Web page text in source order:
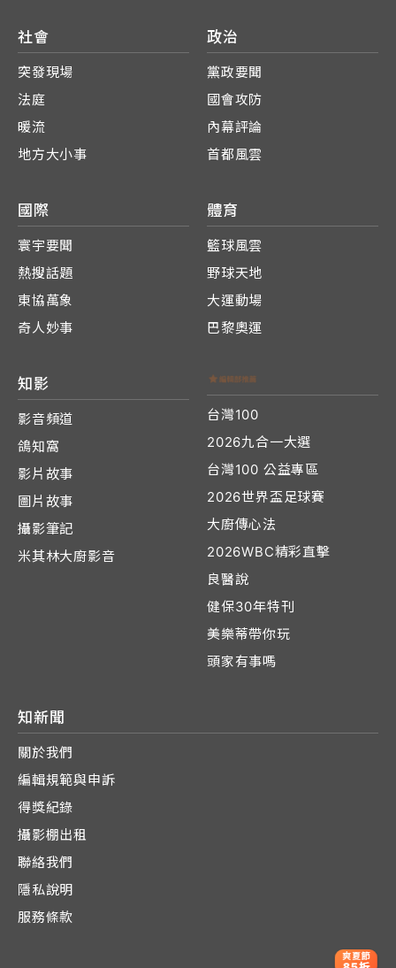
社會
突發現場
法庭
暖流
地方大小事
政治
黨政要聞
國會攻防
內幕評論
首都風雲
國際
寰宇要聞
熱搜話題
東協萬象
奇人妙事
體育
籃球風雲
野球天地
大運動場
巴黎奧運
知影
影音頻道
鴿知窩
影片故事
圖片故事
攝影筆記
米其林大廚影音
台灣100
2026九合一大選
台灣100 公益專區
2026世界盃足球賽
大廚傳心法
2026WBC精彩直擊
良醫說
健保30年特刊
美樂蒂帶你玩
頭家有事嗎
知新聞
關於我們
編輯規範與申訴
得獎紀錄
攝影棚出租
聯絡我們
隱私說明
服務條款
爽夏節